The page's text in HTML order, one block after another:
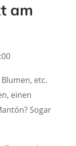
am
etc.
einen
Sogar